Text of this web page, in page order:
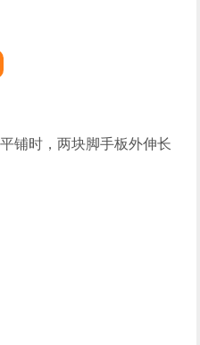
铺时，两块脚手板外伸长